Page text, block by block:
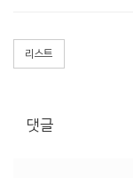
리스트
댓글